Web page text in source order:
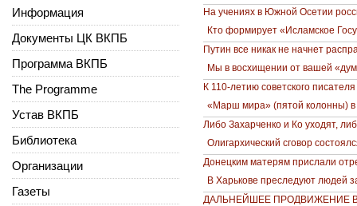
На учениях в Южной Осетии
Кто формирует «Исламское
Путин все никак не начнет
Мы в восхищении от вашей
К 110-летию советского
«Марш мира» (пятой колонны) в
Либо Захарченко и Ко уходят,
Олигархический сговор
Донецким матерям прислали
В Харькове преследуют людей
ДАЛЬНЕЙШЕЕ ПРОДВИЖЕНИЕ
Информация
Документы ЦК ВКПБ
Программа ВКПБ
The Programme
Устав ВКПБ
Библиотека
Организации
Газеты